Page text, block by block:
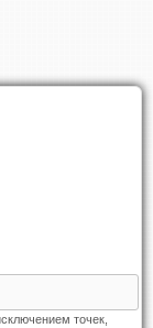
точек,